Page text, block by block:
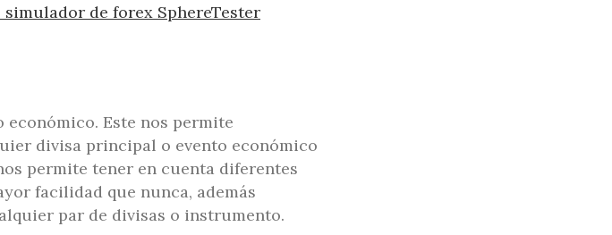
de forex SphereTester
Este nos permite
divisa principal o evento económico
permite tener en cuenta diferentes
facilidad que nunca, además
par de divisas o instrumento.